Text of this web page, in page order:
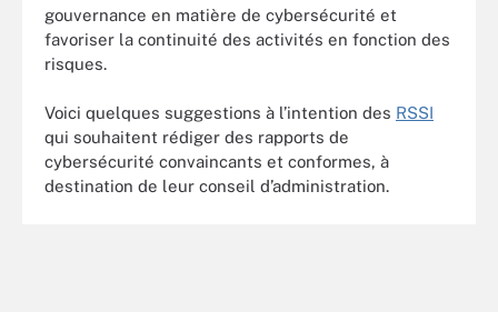
gouvernance en matière de cybersécurité et
favoriser la continuité des activités en fonction des
risques.
Voici quelques suggestions à l’intention des RSSI
qui souhaitent rédiger des rapports de
cybersécurité convaincants et conformes, à
destination de leur conseil d’administration.